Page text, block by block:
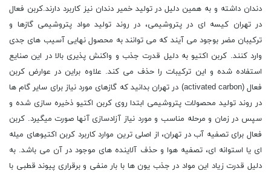
دندان داشته و به همین دلیل در تولید خمیر دندان نیز کاربرد دارند.کربن فعال
در تهران کیسه ای در پتروشیمی، در روند تولید مواد پتروشیمی گازها و
ترکیبان مضر بوجود می آیند که می توانند به محصول نهایی آسیب های جدی
وارد کنند. کربن اکتیو به دلیل قدرت جذب و واکنش پذیری بالا در این صنایع
استفاده شده و این ترکیبات را حذف می کند. علاوه براین در عوارض کربن
فعال (activated carbon) در تهران بدانید که گازهای مورد نیاز برای سایر گام ها
در روند تولید محصولات پتروشیمی ابتدا روی کربن اکتیو ذخیره سازی شده و
سپس در زمان و مرحله مناسب و مورد نیاز آزادسازی آنها صورت میگیرد. کربن
فعال برای تصفیه آب در تهران، از اصلی ترین موارد کاربرد کربن اکتیوهای میله
ای یا استوانه ای، تصفیه هوا و حذف آلاینده های موجود در آن می باشد. به
دلیل قدرت زیاد این مواد در جذب یون ها با بار منفی و برقراری پیوند قطبی با